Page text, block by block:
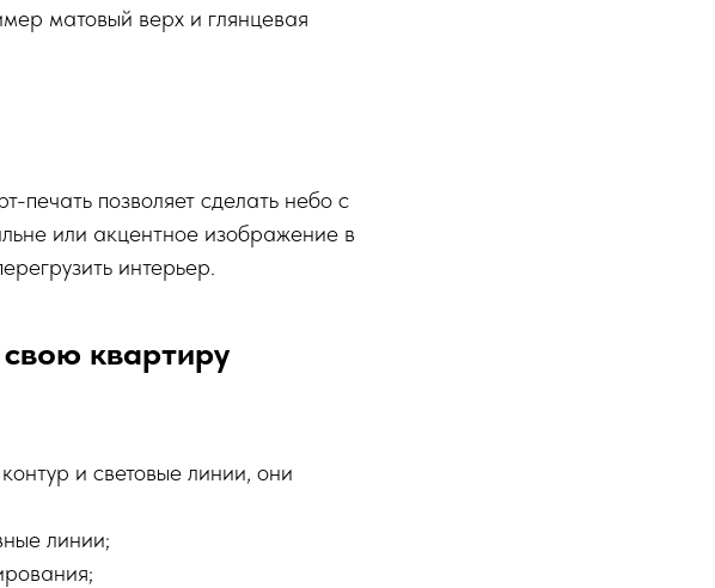
матовый верх и глянцевая
печать позволяет сделать небо с
или акцентное изображение в
интерьер.
квартиру
и световые линии, они
линии;